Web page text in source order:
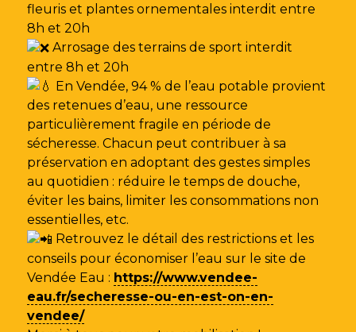
fleuris et plantes ornementales interdit entre
8h et 20h
Arrosage des terrains de sport interdit
entre 8h et 20h
En Vendée, 94 % de l’eau potable provient
des retenues d’eau, une ressource
particulièrement fragile en période de
sécheresse. Chacun peut contribuer à sa
préservation en adoptant des gestes simples
au quotidien : réduire le temps de douche,
éviter les bains, limiter les consommations non
essentielles, etc.
Retrouvez le détail des restrictions et les
conseils pour économiser l’eau sur le site de
Vendée Eau : https://www.vendee-
eau.fr/secheresse-ou-en-est-on-en-
vendee/